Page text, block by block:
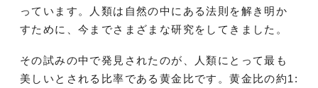
っています。人類は自然の中にある法則を解き明か
すために、今までさまざまな研究をしてきました。
その試みの中で発見されたのが、人類にとって最も
美しいとされる比率である黄金比です。黄金比の約1: